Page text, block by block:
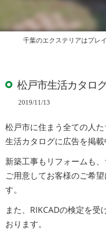
松戸市生活カタロ
2019/11/13
松戸市に住まう全ての人
生活カタログに広告を掲載
新築工事もリフォームも
ご用意してお客様のご希
す。
また、RIKCADの検定を
おります。